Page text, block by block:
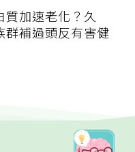
質加速老化？久
群補過頭反有害健